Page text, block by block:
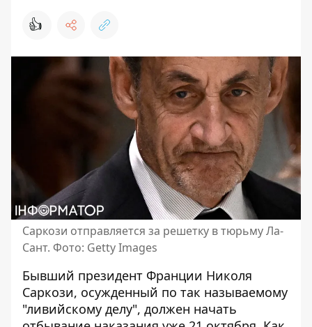
👍
Саркози отправляется за решетку в тюрьму Ла-
Сант. Фото: Getty Images
Бывший президент Франции Николя
Саркози, осужденный по так называемому
"ливийскому делу", должен начать